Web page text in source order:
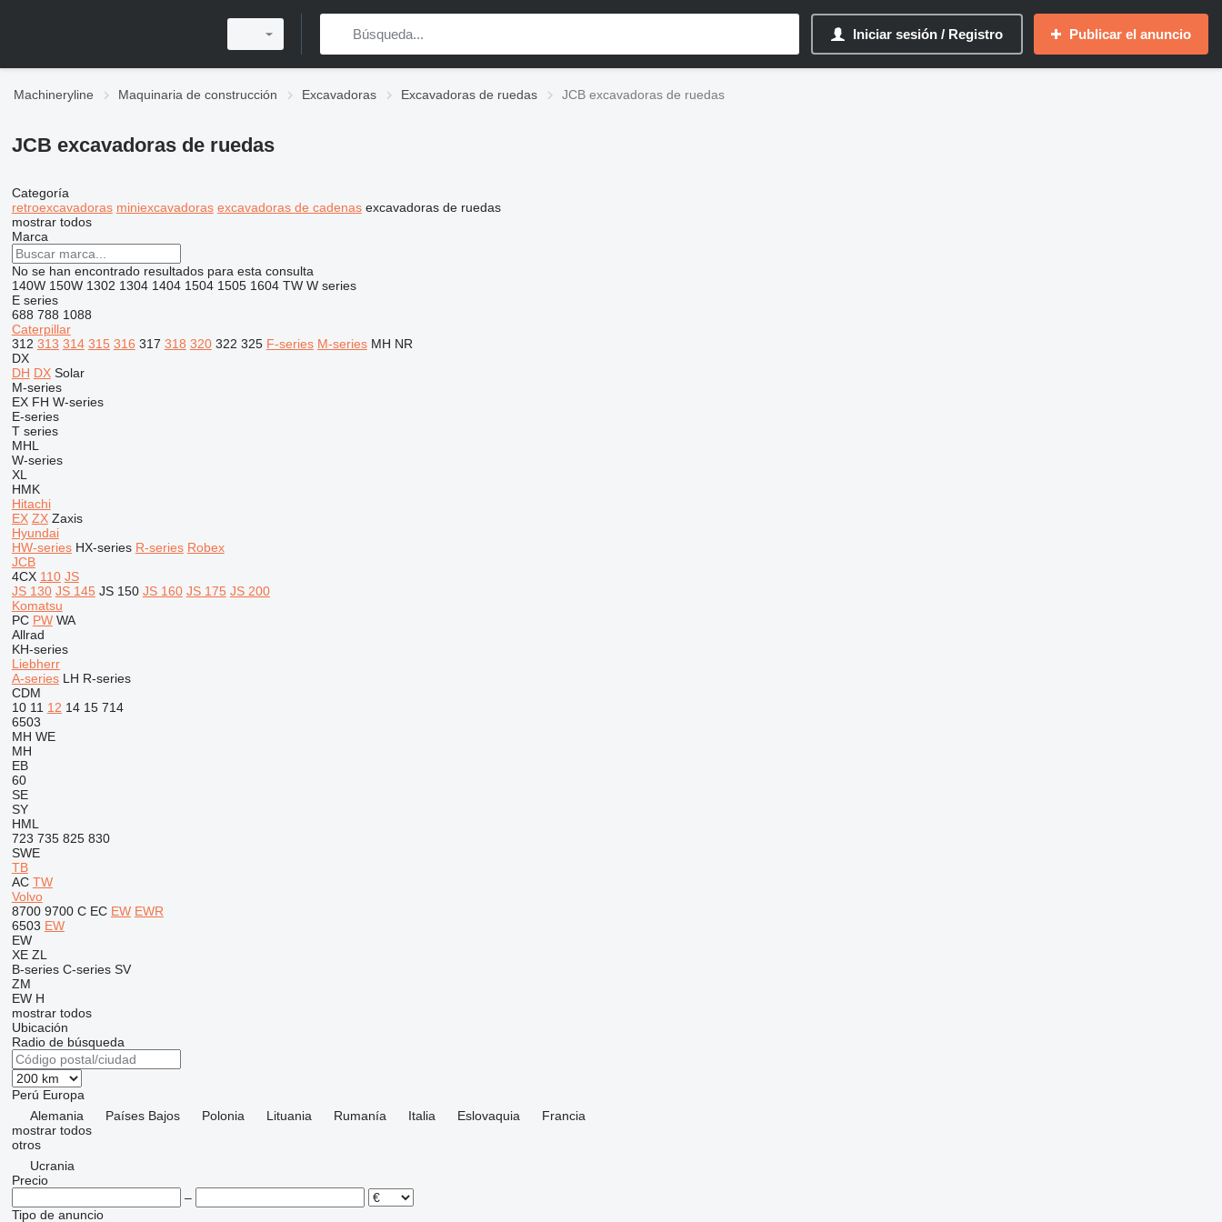
Iniciar sesión / Registro Publicar el anuncio
Machineryline Maquinaria de construcción Excavadoras Excavadoras de ruedas JCB excavadoras de ruedas
JCB excavadoras de ruedas
Categoría
retroexcavadoras miniexcavadoras excavadoras de cadenas excavadoras de ruedas
mostrar todos
Marca
No se han encontrado resultados para esta consulta
140W 150W 1302 1304 1404 1504 1505 1604 TW W series
E series
688 788 1088
Caterpillar
312 313 314 315 316 317 318 320 322 325 F-series M-series MH NR
DX
DH DX Solar
M-series
EX FH W-series
E-series
T series
MHL
W-series
XL
HMK
Hitachi
EX ZX Zaxis
Hyundai
HW-series HX-series R-series Robex
JCB
4CX 110 JS
JS 130 JS 145 JS 150 JS 160 JS 175 JS 200
Komatsu
PC PW WA
Allrad
KH-series
Liebherr
A-series LH R-series
CDM
10 11 12 14 15 714
6503
MH WE
MH
EB
60
SE
SY
HML
723 735 825 830
SWE
TB
AC TW
Volvo
8700 9700 C EC EW EWR
6503 EW
EW
XE ZL
B-series C-series SV
ZM
EW H
mostrar todos
Ubicación
Radio de búsqueda
Perú Europa
Alemania
Países Bajos Polonia Lituania Rumanía Italia Eslovaquia
Francia
mostrar todos
otros
Ucrania
Precio
–
Tipo de anuncio